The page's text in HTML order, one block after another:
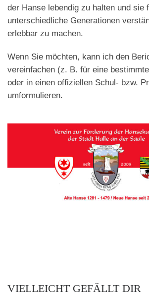
der Hanse lebendig zu halten und sie
unterschiedliche Generationen
erlebbar zu machen.
Wenn Sie möchten, kann ich den
vereinfachen (z. B. für eine
oder in einen offiziellen Schul- bzw.
umformulieren.
VIELLEICHT GEFÄLLT DIR